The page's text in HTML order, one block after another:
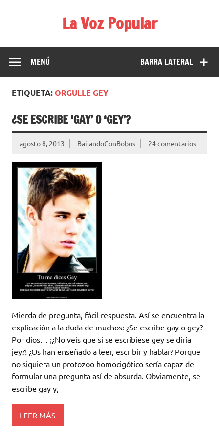
La Voz Popular
para reírse de las verdaderas.
BARRA LATERAL
MENÚ
ETIQUETA:ORGULLE GEY
¿SE ESCRIBE ‘GAY’ O ‘GEY’?
agosto 8, 2013 BailandoConBobos 24 comentarios
Mierda de pregunta, fácil respuesta. Así se encuentra la
explicación a la duda de muchos: ¿Se escribe gay o gey?
Por dios… ¡¿No veis que si se escribiese gey se diría
jey?! ¿Os han enseñado a leer, escribir y hablar? Porque
no siquiera un protozoo homocigótico sería capaz de
formular una pregunta así de absurda. Obviamente, se
escribe gay y,
LEER MÁS